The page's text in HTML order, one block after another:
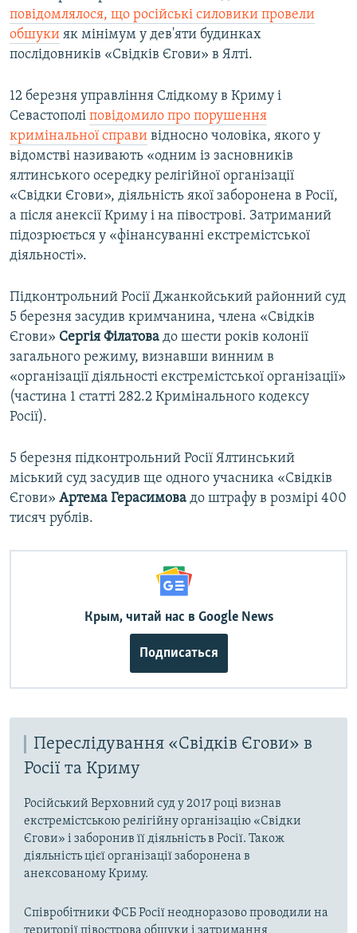
повідомлялося, що російські силовики провели
обшуки як мінімум у дев'яти будинках
послідовників «Свідків Єгови» в Ялті.
12 березня управління Слідкому в Криму і
Севастополі повідомило про порушення
кримінальної справи відносно чоловіка, якого у
відомстві називають «одним із засновників
ялтинського осередку релігійної організації
«Свідки Єгови», діяльність якої заборонена в Росії,
а після анексії Криму і на півострові. Затриманий
підозрюється у «фінансуванні екстремістської
діяльності».
Підконтрольний Росії Джанкойський районний суд
5 березня засудив кримчанина, члена «Свідків
Єгови» Сергія Філатова до шести років колонії
загального режиму, визнавши винним в
«організації діяльності екстремістської організації»
(частина 1 статті 282.2 Кримінального кодексу
Росії).
5 березня підконтрольний Росії Ялтинський
міський суд засудив ще одного учасника «Свідків
Єгови» Артема Герасимова до штрафу в розмірі 400
тисяч рублів.
Крым, читай нас в Google News
Подписаться
Переслідування «Свідків Єгови» в
Росії та Криму
Російський Верховний суд у 2017 році визнав
екстремістською релігійну організацію «Свідки
Єгови» і заборонив її діяльність в Росії. Також
діяльність цієї організації заборонена в
анексованому Криму.
Співробітники ФСБ Росії неодноразово проводили на